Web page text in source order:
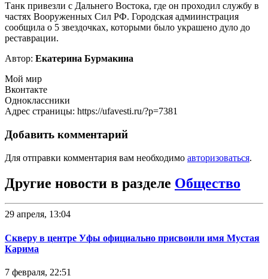
Танк привезли с Дальнего Востока, где он проходил службу в
частях Вооруженных Сил РФ. Городская адмиинстрация
сообщила о 5 звездочках, которыми было украшено дуло до
реставрации.
Автор: Екатерина Бурмакина
Мой мир
Вконтакте
Одноклассники
Адрес страницы: https://ufavesti.ru/?p=7381
Добавить комментарий
Для отправки комментария вам необходимо авторизоваться.
Другие новости в разделе Общество
29 апреля, 13:04
Скверу в центре Уфы официально присвоили имя Мустая
Карима
7 февраля, 22:51